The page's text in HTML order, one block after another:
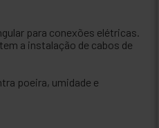
para conexões elétricas.
a instalação de cabos de
poeira, umidade e